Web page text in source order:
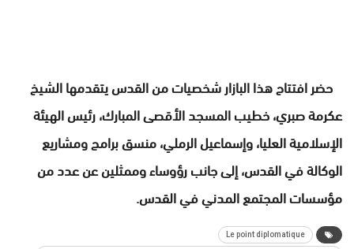
حضر افتتاح هذا البازار شخصيات من القدس يتقدمها الشيخ
عكرمة صبري، خطيب المسجد الأقصى المبارك، رئيس الهيئة
الإسلامية العليا، وإسماعيل الرملي، منسق برامج ومشاريع
الوكالة في القدس، إلى جانب رؤوساء وممثلين عن عدد من
مؤسسات المجتمع المدني في القدس.
Le point diplomatique